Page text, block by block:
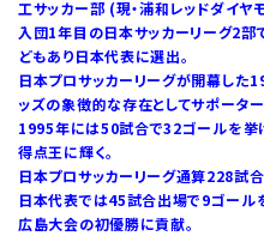
工サッカー部 (現・浦和レッドダイヤ
入団1年目の日本サッカーリーグ2
どもあり日本代表に選出。
日本プロサッカーリーグが開幕し
ッズの象徴的な存在としてサポーター
1995年には50試合で32ゴールを挙
得点王に輝く。
日本プロサッカーリーグ通算228試
日本代表では45試合出場で9ゴール
広島大会の初優勝に貢献。